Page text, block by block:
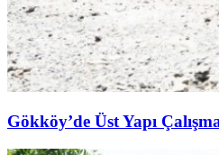
Gökköy’de Üst Yapı